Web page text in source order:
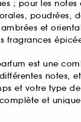
; pour les
poudrées,
et
fragrances
est une
notes,
et votre type
et